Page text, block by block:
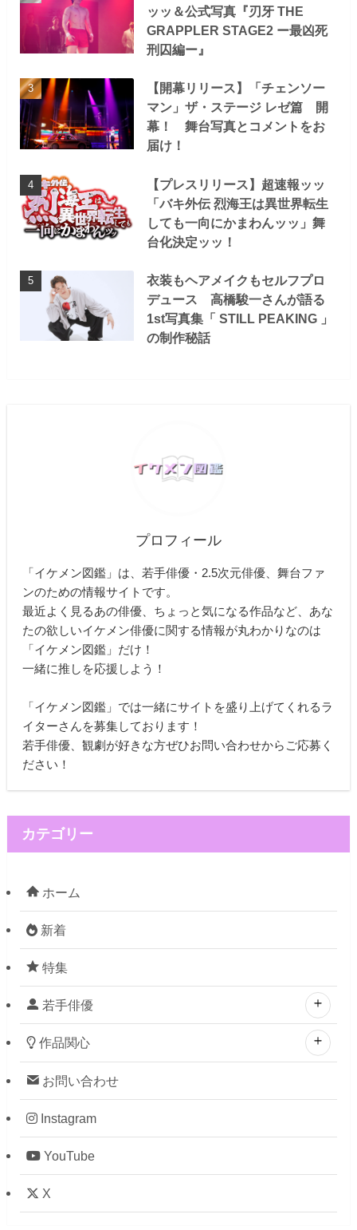
ッッ＆公式写真『刃牙 THE
GRAPPLER STAGE2 ー最凶死
刑囚編ー』
【開幕リリース】「チェンソー
マン」ザ・ステージ レゼ篇 開
幕！ 舞台写真とコメントをお
届け！
【プレスリリース】超速報ッッ
「バキ外伝 烈海王は異世界転生
しても一向にかまわんッッ」舞
台化決定ッッ！
衣装もヘアメイクもセルフプロ
デュース 高橋駿一さんが語る
1st写真集「 STILL PEAKING 」
の制作秘話
プロフィール
「イケメン図鑑」は、若手俳優・2.5次元俳優、舞台ファ
ンのための情報サイトです。
最近よく見るあの俳優、ちょっと気になる作品など、あな
たの欲しいイケメン俳優に関する情報が丸わかりなのは
「イケメン図鑑」だけ！
一緒に推しを応援しよう！
「イケメン図鑑」では一緒にサイトを盛り上げてくれるラ
イターさんを募集しております！
若手俳優、観劇が好きな方ぜひお問い合わせからご応募く
ださい！
カテゴリー
ホーム
新着
特集
若手俳優
作品関心
お問い合わせ
Instagram
YouTube
X